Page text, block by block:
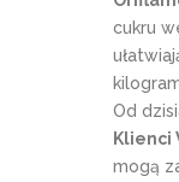
cukru
Od
Klienci
mogą